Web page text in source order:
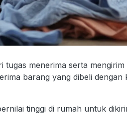
menerima serta mengirim
barang yang dibeli dengan
tinggi di rumah untuk